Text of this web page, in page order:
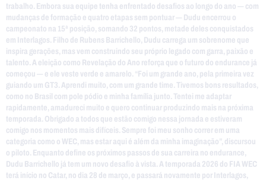
trabalho. Embora sua equipe tenha enfrentado desafios ao longo do ano — com
mudanças de formação e quatro etapas sem pontuar — Dudu encerrou o
campeonato na 15ª posição, somando 32 pontos, metade deles conquistados
em Interlagos. Filho de Rubens Barrichello, Dudu carrega um sobrenome que
inspira gerações, mas vem construindo seu próprio legado com garra, paixão e
talento. A eleição como Revelação do Ano reforça que o futuro do endurance já
começou — e ele veste verde e amarelo. “Foi um grande ano, pela primeira vez
guiando um GT3. Aprendi muito, com um grande time. Tivemos bons resultados,
como no Brasil com pole pódio e minha família junto. Tentei me adaptar
rapidamente, amadureci muito e quero continuar produzindo mais na próxima
temporada. Obrigado a todos que estão comigo nessa jornada e estiveram
comigo nos momentos mais difíceis. Sempre foi meu sonho correr em uma
categoria como o WEC, mas estar aqui é além da minha imaginação”, discursou
o piloto. Enquanto define os próximos passos de sua carreira no endurance,
Dudu Barrichello já tem um novo desafio à vista. A temporada 2026 do FIA WEC
terá início no Catar, no dia 28 de março, e passará novamente por Interlagos,